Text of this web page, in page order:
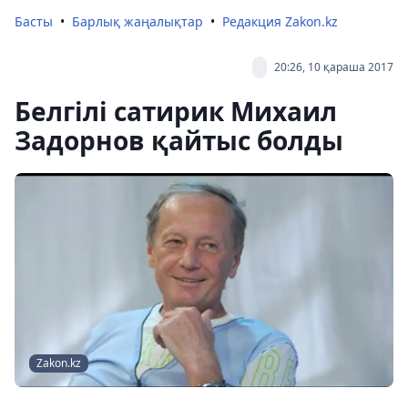
Басты Барлық жаңалықтар Редакция Zakon.kz
20:26, 10 қараша 2017
Белгілі сатирик Михаил
Задорнов қайтыс болды
Zakon.kz